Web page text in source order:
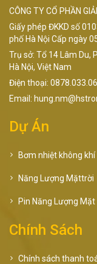
CÔNG TY CỔ PHẦN
Giấy phép ĐKKD số
phố Hà Nội Cấp ngày
Trụ sở: Tổ 14 Lâm Du,
Hà Nội, Việt Nam
Điện thoại:
Email:
Dự Án
Bơm nhiệt không khí
Năng Lượng Mặttrời
Pin Năng Lượng Mặt
Chính Sách
Chính sách thanh